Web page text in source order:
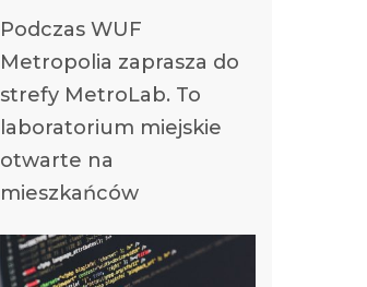
Podczas WUF
Metropolia zaprasza do
strefy MetroLab. To
laboratorium miejskie
otwarte na
mieszkańców